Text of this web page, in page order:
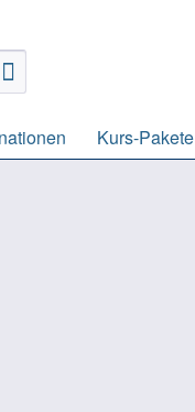
Kurs-Pakete